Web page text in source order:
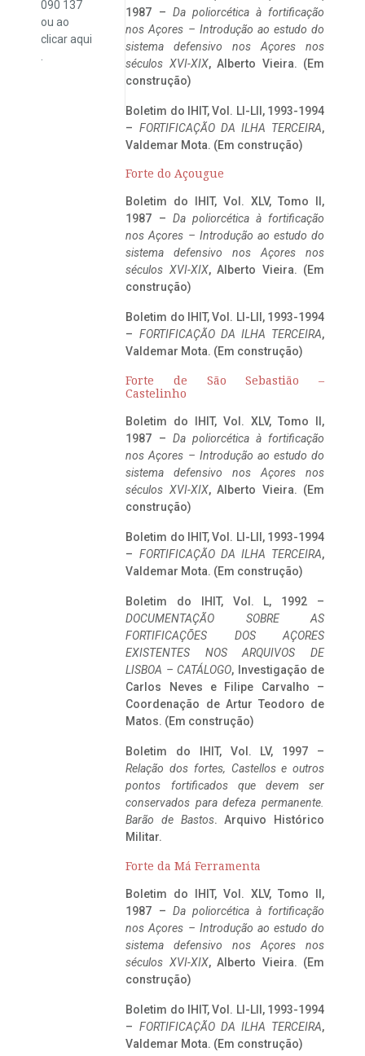
090 137
ou ao
clicaraqui
1987 – Da poliorcética à fortificação
nos Açores – Introdução ao estudo do
sistema defensivo nos Açores nos
séculos XVI-XIX, Alberto Vieira. (Em
construção)
Boletim do IHIT, Vol. LI-LII, 1993-1994
– FORTIFICAÇÃO DA ILHA TERCEIRA,
Valdemar Mota. (Em construção)
Forte do Açougue
Boletim do IHIT, Vol. XLV, Tomo II,
1987 – Da poliorcética à fortificação
nos Açores – Introdução ao estudo do
sistema defensivo nos Açores nos
séculos XVI-XIX, Alberto Vieira. (Em
construção)
Boletim do IHIT, Vol. LI-LII, 1993-1994
– FORTIFICAÇÃO DA ILHA TERCEIRA,
Valdemar Mota. (Em construção)
Forte de São Sebastião –
Castelinho
Boletim do IHIT, Vol. XLV, Tomo II,
1987 – Da poliorcética à fortificação
nos Açores – Introdução ao estudo do
sistema defensivo nos Açores nos
séculos XVI-XIX, Alberto Vieira. (Em
construção)
Boletim do IHIT, Vol. LI-LII, 1993-1994
– FORTIFICAÇÃO DA ILHA TERCEIRA,
Valdemar Mota. (Em construção)
Boletim do IHIT, Vol. L, 1992 –
DOCUMENTAÇÃO SOBRE AS
FORTIFICAÇÕES DOS AÇORES
EXISTENTES NOS ARQUIVOS DE
LISBOA – CATÁLOGO, Investigação de
Carlos Neves e Filipe Carvalho –
Coordenação de Artur Teodoro de
Matos. (Em construção)
Boletim do IHIT, Vol. LV, 1997 –
Relação dos fortes, Castellos e outros
pontos fortificados que devem ser
conservados para defeza permanente.
Barão de Bastos. Arquivo Histórico
Militar.
Forte da Má Ferramenta
Boletim do IHIT, Vol. XLV, Tomo II,
1987 – Da poliorcética à fortificação
nos Açores – Introdução ao estudo do
sistema defensivo nos Açores nos
séculos XVI-XIX, Alberto Vieira. (Em
construção)
Boletim do IHIT, Vol. LI-LII, 1993-1994
– FORTIFICAÇÃO DA ILHA TERCEIRA,
Valdemar Mota. (Em construção)